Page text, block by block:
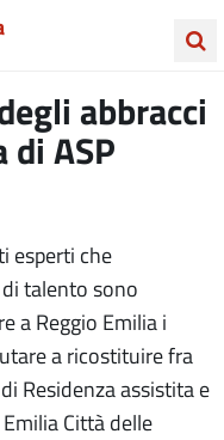
abbracci
di ASP
esperti che
talento sono
a Reggio Emilia i
a ricostituire fra
Residenza assistita e
Città delle